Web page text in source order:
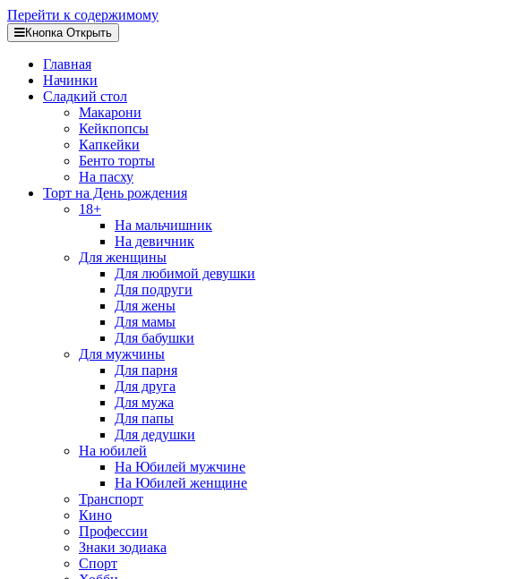
Перейти к содержимому
Кнопка Открыть
Главная
Начинки
Сладкий стол
Макарони
Кейкпопсы
Капкейки
Бенто торты
На пасху
Торт на День рождения
18+
На мальчишник
На девичник
Для женщины
Для любимой девушки
Для подруги
Для жены
Для мамы
Для бабушки
Для мужчины
Для парня
Для друга
Для мужа
Для папы
Для дедушки
На юбилей
На Юбилей мужчине
На Юбилей женщине
Транспорт
Кино
Профессии
Знаки зодиака
Спорт